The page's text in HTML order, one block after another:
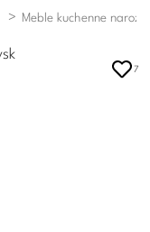
Meble kuchenne
7